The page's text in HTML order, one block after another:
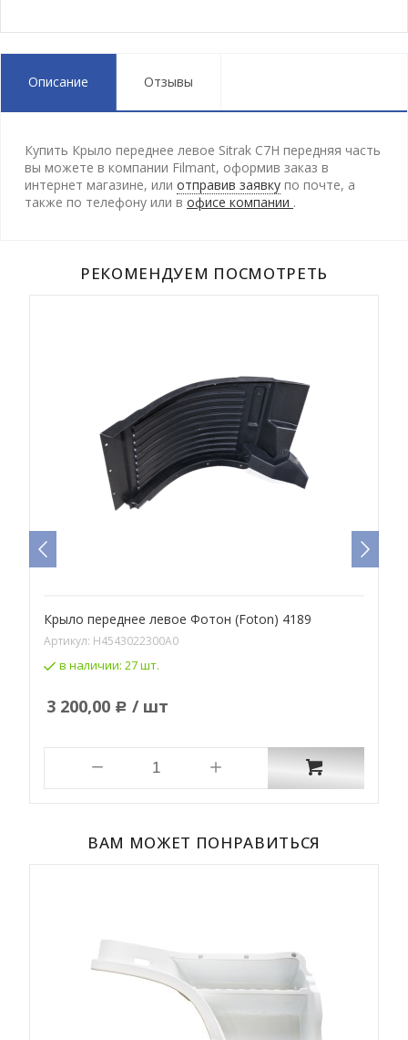
Описание Отзывы
Купить Крыло переднее левое Sitrak C7H передняя часть
вы можете в компании Filmant, оформив заказ в
интернет магазине, или отправив заявку по почте, а
также по телефону или в офисе компании .
РЕКОМЕНДУЕМ ПОСМОТРЕТЬ
Крыло переднее левое Фотон (Foton) 4189
Артикул: H4543022300A0
в наличии: 27 шт.
3 200,00 Р / шт
ВАМ МОЖЕТ ПОНРАВИТЬСЯ